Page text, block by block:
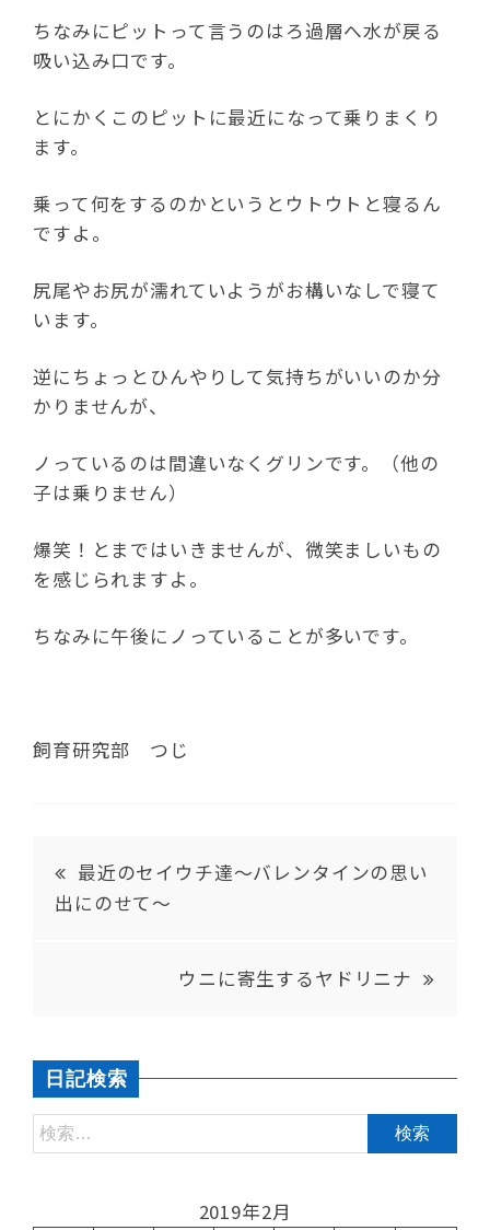
ちなみにピットって言うのはろ過層へ水が戻る
吸い込み口です。
とにかくこのピットに最近になって乗りまくり
ます。
乗って何をするのかというとウトウトと寝るん
ですよ。
尻尾やお尻が濡れていようがお構いなしで寝て
います。
逆にちょっとひんやりして気持ちがいいのか分
かりませんが、
ノっているのは間違いなくグリンです。（他の
子は乗りません）
爆笑！とまではいきませんが、微笑ましいもの
を感じられますよ。
ちなみに午後にノっていることが多いです。
飼育研究部 つじ
最近のセイウチ達～バレンタインの思い
出にのせて～
ウニに寄生するヤドリニナ
日記検索
2019年2月